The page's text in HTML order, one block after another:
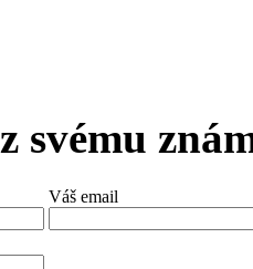
svému
Váš email